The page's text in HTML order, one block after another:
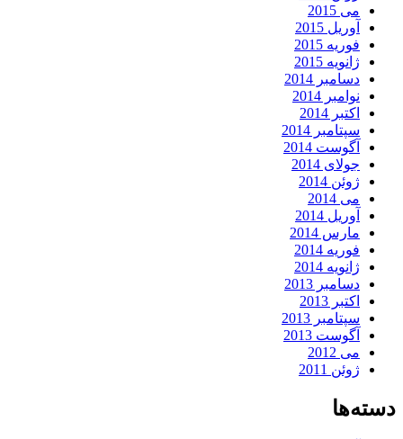
می 2015
آوریل 2015
فوریه 2015
ژانویه 2015
دسامبر 2014
نوامبر 2014
اکتبر 2014
سپتامبر 2014
آگوست 2014
جولای 2014
ژوئن 2014
می 2014
آوریل 2014
مارس 2014
فوریه 2014
ژانویه 2014
دسامبر 2013
اکتبر 2013
سپتامبر 2013
آگوست 2013
می 2012
ژوئن 2011
دسته‌ها